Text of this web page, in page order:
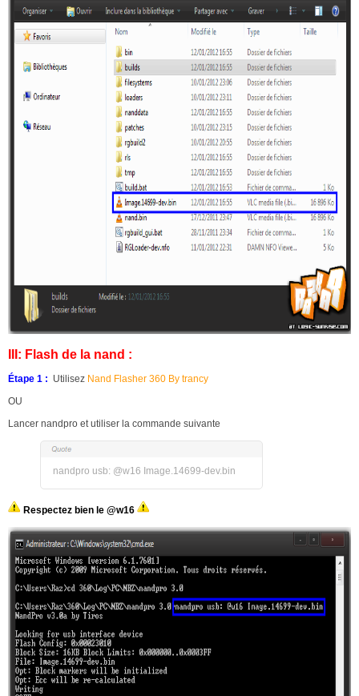
III: Flash de la nand :
Étape 1 : Utilisez Nand Flasher 360 By trancy
OU
Lancer nandpro et utiliser la commande suivante
nandpro usb: @w16 Image.14699-dev.bin
Respectez bien le @w16